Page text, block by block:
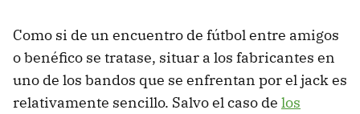
Como si de un encuentro de fútbol entre amigos
o benéfico se tratase, situar a los fabricantes en
uno de los bandos que se enfrentan por el jack es
relativamente sencillo. Salvo el caso de los